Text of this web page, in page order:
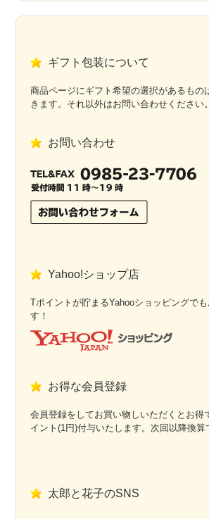
ギフト包装について
商品ページにギフト希望の選択があるもの
きます。それ以外はお問い合わせください。
お問い合わせ
Yahoo!ショップ店
Tポイントが貯まるYahooショッピングで
す！
お得な会員登録
会員登録をしてお買い物しいただくとお得
イント(1円)付与いたします。次回以降換算
太郎と花子のSNS